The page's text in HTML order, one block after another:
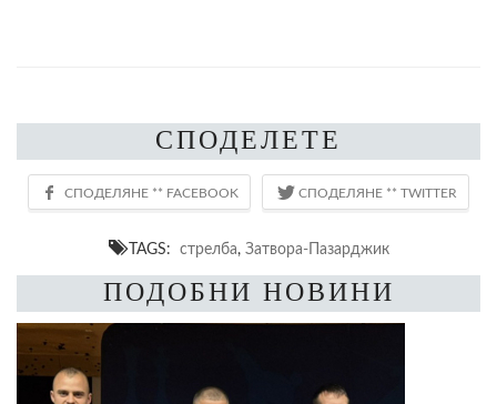
СПОДЕЛЕТЕ
TAGS: стрелба, Затвора-Пазарджик
ПОДОБНИ НОВИНИ